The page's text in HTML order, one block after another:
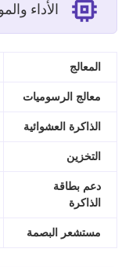
الأداء
المعالج
معالج الرسوميات
الذاكرة العشوائية
التخزين
دعم بطاقة
الذاكرة
مستشعر البصمة